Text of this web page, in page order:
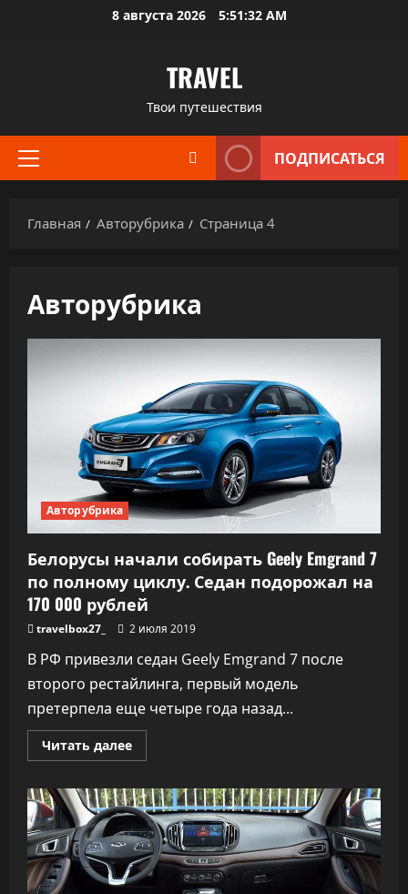
8 августа 2026 5:51:33 AM
TRAVEL
Твои путешествия
Основное
ПОДПИСАТЬСЯ
Главная Авторубрика Страница 4
Авторубрика
Авторубрика
Белорусы начали собирать Geely Emgrand 7
по полному циклу. Седан подорожал на
170 000 рублей
travelbox27_ 2 июля 2019
В РФ привезли седан Geely Emgrand 7 после
второго рестайлинга, первый модель
претерпела еще четыре года назад...
Читать далееПрочитать
больше
начали
собирать
Geely
Emgrand
7
по
полному
циклу.